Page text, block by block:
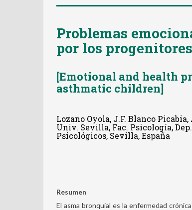
Problemas
por los
[Emotional and health
asthmatic children]
Lozano Oyola, J.F. Blanco
Univ. Sevilla, Fac. Psicología,
Psicológicos, Sevilla, España
Resumen
El asma bronquial es la enfermedad